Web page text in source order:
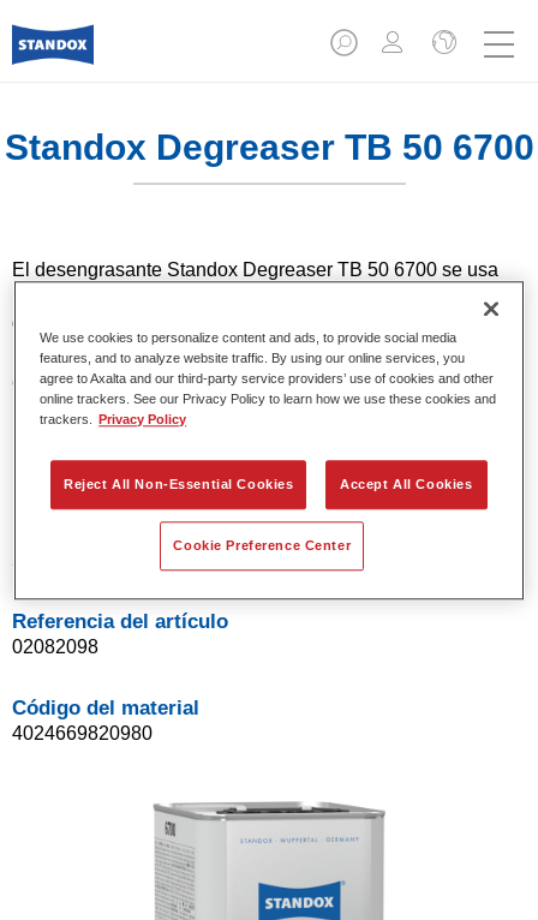
Standox Degreaser TB 50 6700​
El desengrasante Standox Degreaser TB 50 6700​ se usa
disolventes.
Características del producto
Con poco olor.
Desengrasante Pintura base agua.
5LT
Referencia del artículo
02082098
Código del material
4024669820980
We use cookies to personalize content and ads, to provide social media
features, and to analyze website traffic. By using our online services, you
agree to Axalta and our third-party service providers’ use of cookies and other
online trackers. See our Privacy Policy to learn how we use these cookies and
trackers.
Privacy Policy
Reject All Non-Essential Cookies Accept All Cookies
Cookie Preference Center